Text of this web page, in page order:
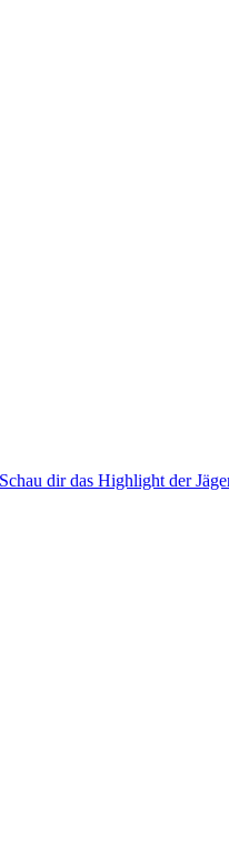
Schau dir das Highlight der